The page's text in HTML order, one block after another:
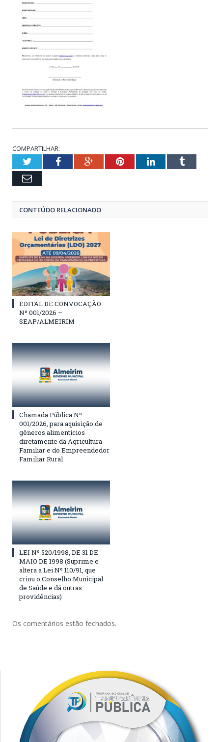
COMPARTILHAR:
TwitterFacebookGoogle+PinterestLinkedInTumblr
Email
CONTEÚDO RELACIONADO
EDITAL DE CONVOCAÇÃO
Nº 001/2026 –
SEAP/ALMEIRIM
Chamada Pública Nº
001/2026, para aquisição de
gêneros alimentícios
diretamente da Agricultura
Familiar e do Empreendedor
Familiar Rural
LEI Nº 520/1998, DE 31 DE
MAIO DE 1998 (Suprime e
altera a Lei Nº 110/91, que
criou o Conselho Municipal
de Saúde e dá outras
providências)
Os comentários estão fechados.